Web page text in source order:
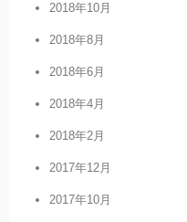
2018年10月
2018年8月
2018年6月
2018年4月
2018年2月
2017年12月
2017年10月